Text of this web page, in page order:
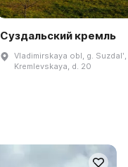
Суздальский кремль
Vladimirskaya obl, g.
Kremlevskaya, d. 20